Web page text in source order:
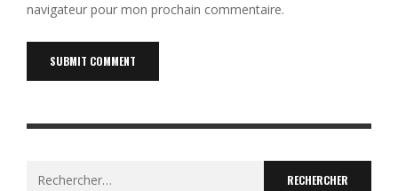
navigateur pour mon prochain commentaire.